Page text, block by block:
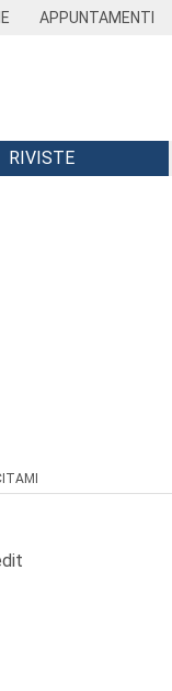
APPUNTAMENTI
RIVISTE